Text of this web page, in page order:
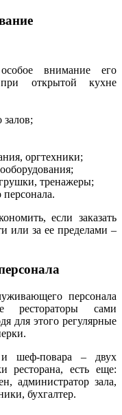
внимание его
открытой кухне
оргтехники;
тренажеры;
если заказать
или за ее пределами –
персонала
рестораторы сами
для этого регулярные
и шеф-повара – двух
ресторана, есть еще:
администратор зала,
бухгалтер.